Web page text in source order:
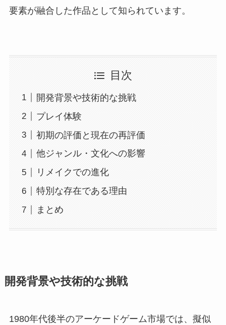
要素が融合した作品として知られています。
目次
開発背景や技術的な挑戦
プレイ体験
初期の評価と現在の再評価
他ジャンル・文化への影響
リメイクでの進化
特別な存在である理由
まとめ
開発背景や技術的な挑戦
1980年代後半のアーケードゲーム市場では、擬似